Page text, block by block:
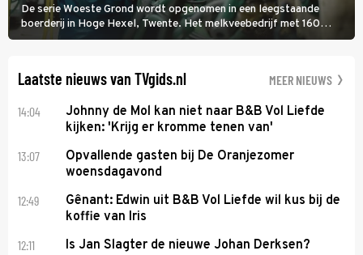
De serie Woeste Grond wordt opgenomen in een leegstaande
boerderij in Hoge Hexel, Twente. Het melkveebedrijf met 160
koeien moest sluiten, omdat het dicht bij een Natura 2000-gebied
Laatste nieuws van TVgids.nl MEER NIEUWS
14:04
Johnny de Mol kan niet naar B&B Vol Liefde
kijken: 'Krijg er kromme tenen van'
13:07
Opvallende gasten bij De Oranjezomer
woensdagavond
12:49
Gênant: Edwin uit B&B Vol Liefde wil kus bij de
koffie van Iris
12:11 Is Jan Slagter de nieuwe Johan Derksen?